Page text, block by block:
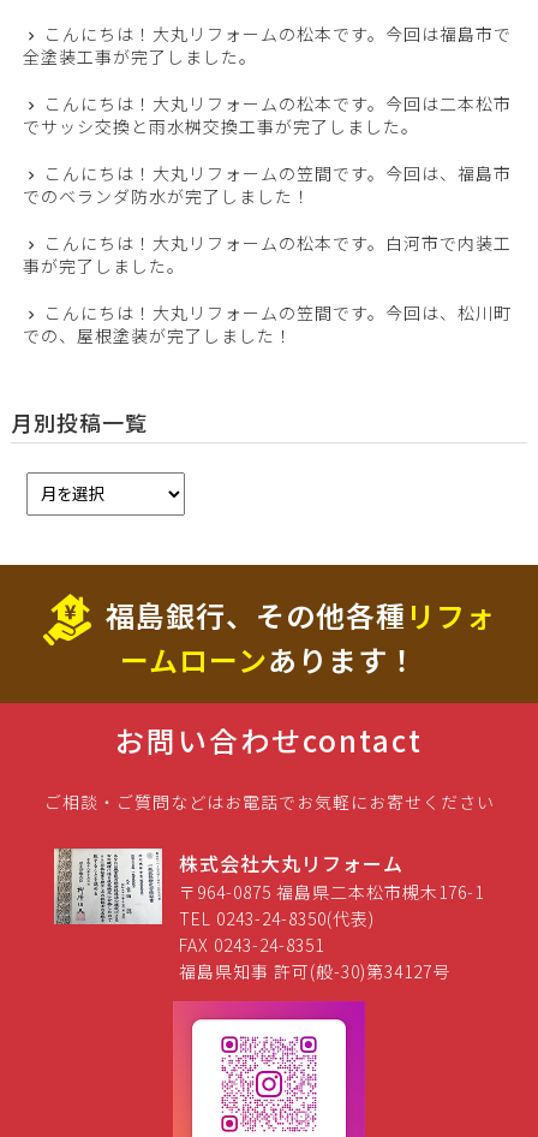
こんにちは！大丸リフォームの松本です。今回は福島市で
全塗装工事が完了しました。
こんにちは！大丸リフォームの松本です。今回は二本松市
でサッシ交換と雨水桝交換工事が完了しました。
こんにちは！大丸リフォームの笠間です。今回は、福島市
でのベランダ防水が完了しました！
こんにちは！大丸リフォームの松本です。白河市で内装工
事が完了しました。
こんにちは！大丸リフォームの笠間です。今回は、松川町
での、屋根塗装が完了しました！
月別投稿一覧
福島銀行、その他各種 リフォ
ームローンあります！
お問い合わせcontact
ご相談・ご質問などはお電話でお気軽にお寄せください
株式会社大丸リフォーム
〒964-0875 福島県二本松市槻木176-1
TEL 0243-24-8350(代表)
FAX 0243-24-8351
福島県知事 許可(般-30)第34127号